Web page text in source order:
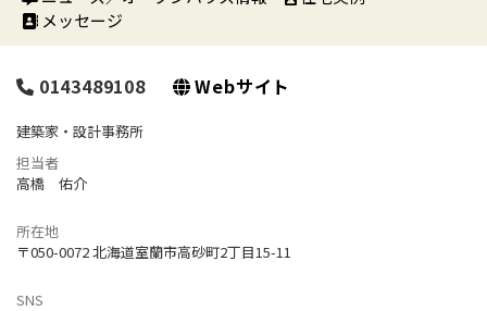
メッセージ
0143489108 Webサイト
建築家・設計事務所
担当者
高橋 佑介
所在地
〒050-0072 北海道室蘭市高砂町2丁目15-11
SNS